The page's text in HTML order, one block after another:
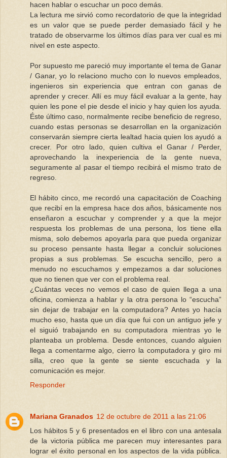
hacen hablar o escuchar un poco demás.
La lectura me sirvió como recordatorio de que la integridad
es un valor que se puede perder demasiado fácil y he
tratado de observarme los últimos días para ver cual es mi
nivel en este aspecto.
Por supuesto me pareció muy importante el tema de Ganar
/ Ganar, yo lo relaciono mucho con lo nuevos empleados,
ingenieros sin experiencia que entran con ganas de
aprender y crecer. Allí es muy fácil evaluar a la gente, hay
quien les pone el pie desde el inicio y hay quien los ayuda.
Éste último caso, normalmente recibe beneficio de regreso,
cuando estas personas se desarrollan en la organización
conservarán siempre cierta lealtad hacia quien los ayudó a
crecer. Por otro lado, quien cultiva el Ganar / Perder,
aprovechando la inexperiencia de la gente nueva,
seguramente al pasar el tiempo recibirá el mismo trato de
regreso.
El hábito cinco, me recordó una capacitación de Coaching
que recibí en la empresa hace dos años, básicamente nos
enseñaron a escuchar y comprender y a que la mejor
respuesta los problemas de una persona, los tiene ella
misma, solo debemos apoyarla para que pueda organizar
su proceso pensante hasta llegar a concluir soluciones
propias a sus problemas. Se escucha sencillo, pero a
menudo no escuchamos y empezamos a dar soluciones
que no tienen que ver con el problema real.
¿Cuántas veces no vemos el caso de quien llega a una
oficina, comienza a hablar y la otra persona lo “escucha”
sin dejar de trabajar en la computadora? Antes yo hacía
mucho eso, hasta que un día que fui con un antiguo jefe y
el siguió trabajando en su computadora mientras yo le
planteaba un problema. Desde entonces, cuando alguien
llega a comentarme algo, cierro la computadora y giro mi
silla, creo que la gente se siente escuchada y la
comunicación es mejor.
Responder
Mariana Granados 12 de octubre de 2011 a las 21:06
Los hábitos 5 y 6 presentados en el libro con una antesala
de la victoria pública me parecen muy interesantes para
lograr el éxito personal en los aspectos de la vida pública.